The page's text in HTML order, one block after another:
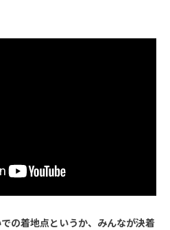
の着地点というか、みんなが決着